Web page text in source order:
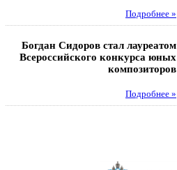
Подробнее »
Богдан Сидоров стал лауреатом
Всероссийского конкурса юных
композиторов
Подробнее »